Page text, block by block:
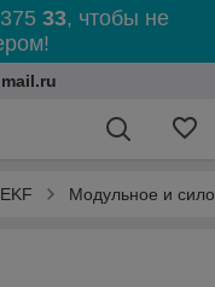
33, чтобы не
Модульное и